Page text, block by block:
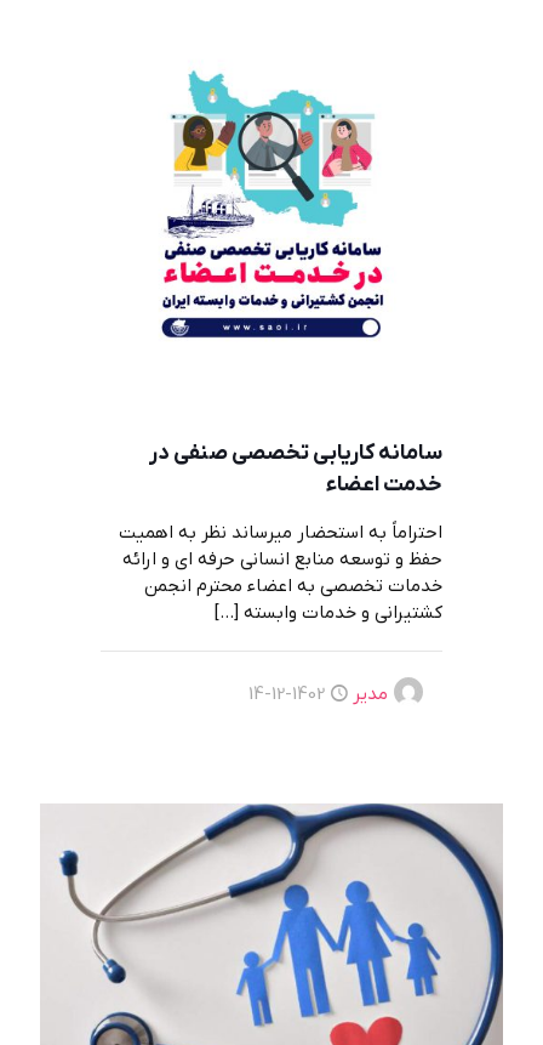
ﺳﺎﻣﺎﻧﻪ ﮐﺎرﯾﺎﺑﯽ ﺗﺨﺼﺼﯽ ﺻﻨﻔﯽ در
خدمت اعضاء
اﺣﺘﺮاﻣﺎً ﺑﻪ اﺳﺘﺤﻀﺎر ﻣﯿﺮﺳﺎﻧﺪ ﻧﻈﺮ ﺑﻪ اﻫﻤﯿﺖ
ﺣﻔﻆ و ﺗﻮﺳﻌﻪ ﻣﻨﺎﺑﻊ اﻧﺴﺎﻧﯽ ﺣﺮﻓﻪ اي و اراﺋﻪ
ﺧﺪﻣﺎت ﺗﺨﺼﺼﯽ ﺑﻪ اﻋﻀﺎء ﻣﺤﺘﺮم اﻧﺠﻤﻦ
ﮐﺸﺘﯿﺮاﻧﯽ و ﺧﺪﻣﺎت واﺑﺴﺘﻪ […]
مدیر 1402-12-14